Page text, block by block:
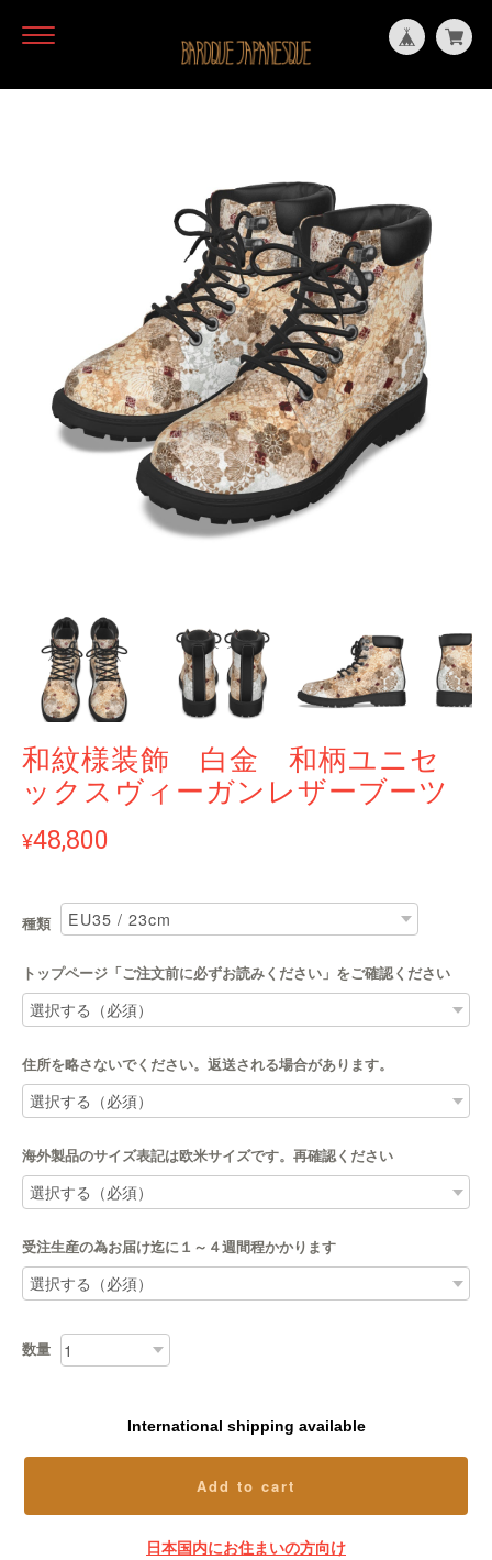
和紋様装飾 白金 和柄ユニセ
ックスヴィーガンレザーブーツ
¥48,800
種類
トップページ「ご注文前に必ずお読みください」をご確認ください
住所を略さないでください。返送される場合があります。
海外製品のサイズ表記は欧米サイズです。再確認ください
受注生産の為お届け迄に１～４週間程かかります
数量
International shipping available
Add to cart
日本国内にお住まいの方向け